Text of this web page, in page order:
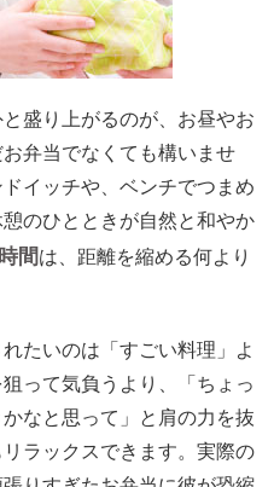
盛り上がるのが、お昼やお
弁当でなくても構いませ
イッチや、ベンチでつまめ
のひとときが自然と和やか
間は、距離を縮める何より
たいのは「すごい料理」よ
って気負うより、「ちょっ
なと思って」と肩の力を抜
ラックスできます。実際の